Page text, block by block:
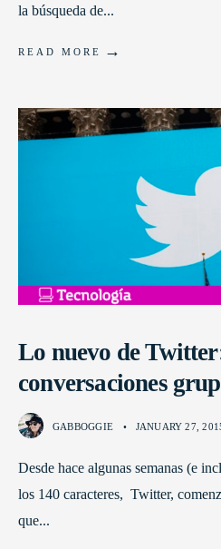
la búsqueda de...
READ MORE →
Lo nuevo de
conversaciones
GABBOGGIE • JANUARY 27,
Desde hace algunas semanas (e
los 140 caracteres, Twitter,
que...